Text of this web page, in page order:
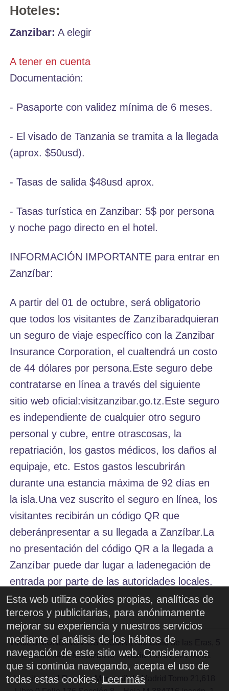
Hoteles:
Zanzibar: A elegir
A tener en cuenta
Documentación:
- Pasaporte con validez mínima de 6 meses.
- El visado de Tanzania se tramita a la llegada
(aprox. $50usd).
- Tasas de salida $48usd aprox.
- Tasas turística en Zanzibar: 5$ por persona
y noche pago directo en el hotel.
INFORMACIÓN IMPORTANTE para entrar en
Zanzíbar:
A partir del 01 de octubre, será obligatorio
que todos los visitantes de Zanzíbaradquieran
un seguro de viaje específico con la Zanzibar
Insurance Corporation, el cualtendrá un costo
de 44 dólares por persona.Este seguro debe
contratarse en línea a través del siguiente
sitio web oficial:visitzanzibar.go.tz.Este seguro
es independiente de cualquier otro seguro
personal y cubre, entre otrascosas, la
repatriación, los gastos médicos, los daños al
equipaje, etc. Estos gastos lescubrirán
durante una estancia máxima de 92 días en
la isla.Una vez suscrito el seguro en línea, los
visitantes recibirán un código QR que
deberánpresentar a su llegada a Zanzíbar.La
no presentación del código QR a la llegada a
Zanzíbar puede dar lugar a ladenegación de
entrada por parte de las autoridades locales.
VIAJES MUNDINOVIOS CICMA 1730 Calle de las Eras, 5
-1° piso 28411 Moralzarzal - Madrid Tlf.: 91 521 06 81
Inscrita en el Registro Mercantil de Madrid Tomo 21,618
Esta web utiliza cookies propias, analíticas de
terceros y publicitarias, para anónimamente
mejorar su experiencia y nuestros servicios
mediante el análisis de los hábitos de
navegación de este sitio web. Consideramos
que si continúa navegando, acepta el uso de
todas estas cookies. Leer más